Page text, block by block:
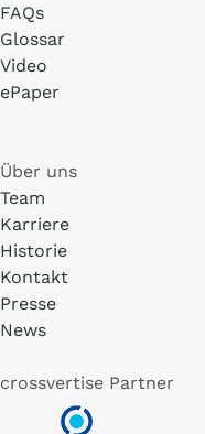
FAQs
Glossar
Video
ePaper
Über uns
Team
Karriere
Historie
Kontakt
Presse
News
crossvertise Partner